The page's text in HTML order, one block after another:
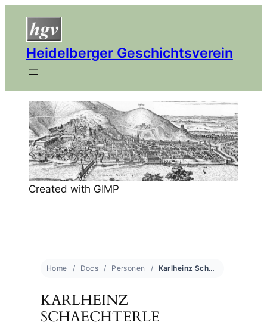
Heidelberger Geschichtsverein
Created with GIMP
Home Docs Personen Karlheinz Schaechterle
KARLHEINZ
SCHAECHTERLE